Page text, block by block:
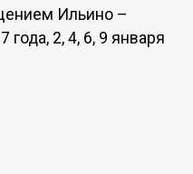
Ильино –
2, 4, 6, 9 января